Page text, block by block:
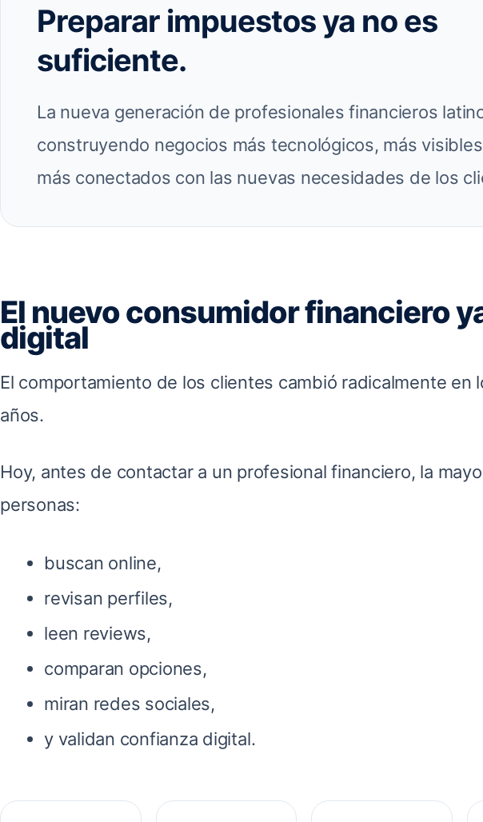
Preparar impuestos ya no es
suficiente.
La nueva generación de profesionales financieros
construyendo negocios más tecnológicos, más
más conectados con las nuevas necesidades de los
El nuevo consumidor financiero
digital
El comportamiento de los clientes cambió radicalmente en
años.
Hoy, antes de contactar a un profesional financiero, la
personas:
buscan online,
revisan perfiles,
leen reviews,
comparan opciones,
miran redes sociales,
y validan confianza digital.